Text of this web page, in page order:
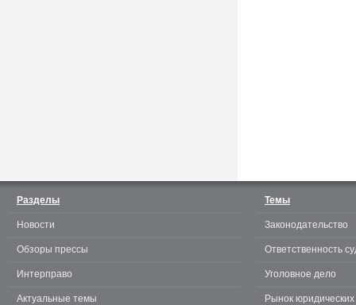
Разделы
Новости
Обзоры прессы
Интерправо
Актуальные темы
Темы
Законодательство
Ответственность
Уголовное дело
Рынок юридических